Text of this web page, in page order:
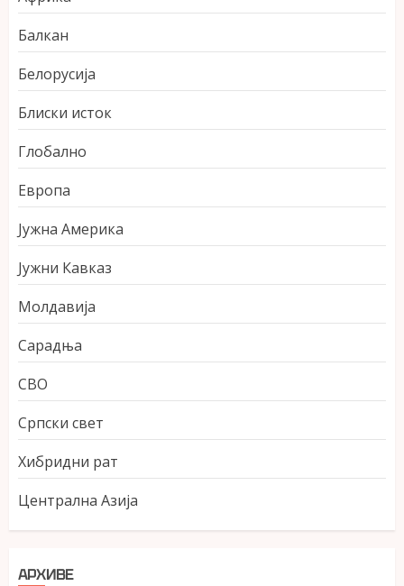
Балкан
Белорусија
Блиски исток
Глобално
Европа
Јужна Америка
Јужни Кавказ
Молдавија
Сарадња
СВО
Српски свет
Хибридни рат
Централна Азија
АРХИВЕ